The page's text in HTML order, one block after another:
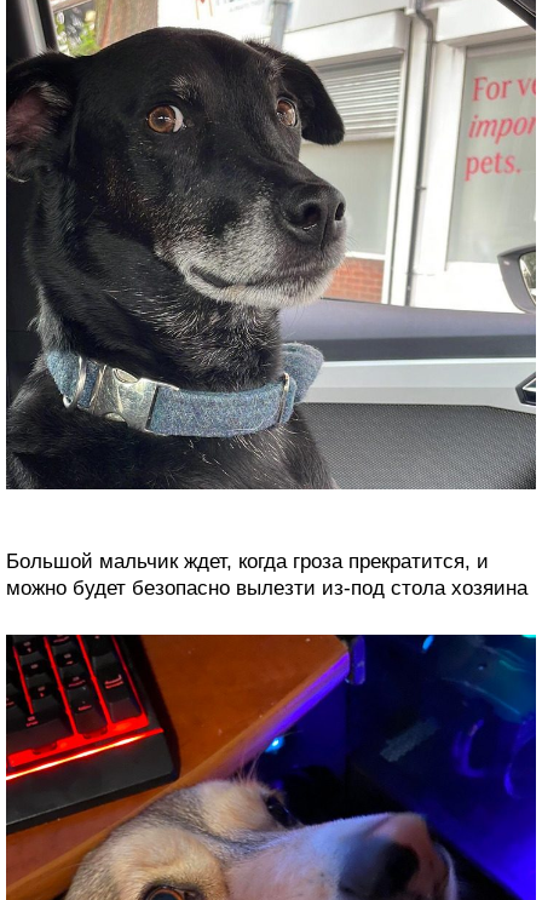
Большой мальчик ждет, когда гроза прекратится, и
можно будет безопасно вылезти из-под стола хозяина